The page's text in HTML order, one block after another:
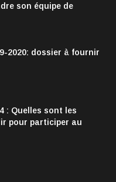
son équipe de
2020: dossier à fournir
: Quelles sont les
pour participer au